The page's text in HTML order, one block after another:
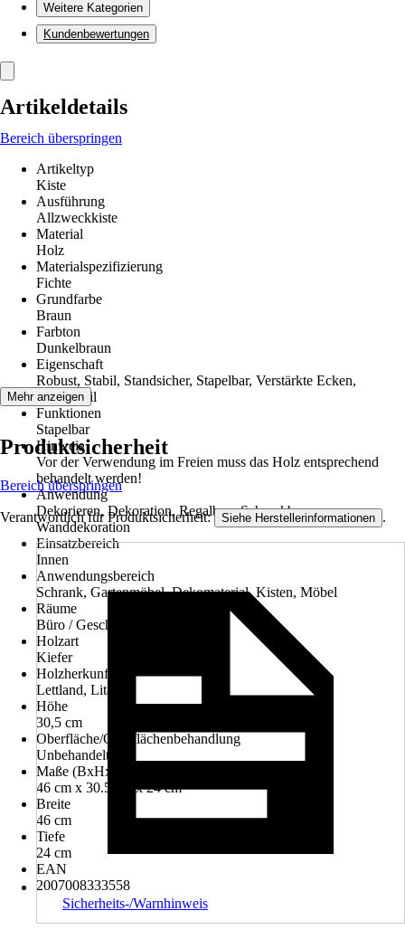
Weitere Kategorien
Kundenbewertungen
Artikeldetails
Bereich überspringen
Artikeltyp
Kiste
Ausführung
Allzweckkiste
Material
Holz
Materialspezifizierung
Fichte
Grundfarbe
Braun
Farbton
Dunkelbraun
Eigenschaft
Robust, Stabil, Standsicher, Stapelbar, Verstärkte Ecken,
Formstabil
Funktionen
Stapelbar
Hinweis
Vor der Verwendung im Freien muss das Holz entsprechend
behandelt werden!
Anwendung
Dekorieren, Dekoration, Regalbau, Schrankbau,
Wanddekoration
Einsatzbereich
Innen
Anwendungsbereich
Schrank, Gartenmöbel, Dekomaterial, Kisten, Möbel
Räume
Büro / Geschäftsraum
Holzart
Kiefer
Holzherkunft
Lettland, Litauen
Höhe
30,5 cm
Oberfläche/Oberflächenbehandlung
Unbehandelt
Maße (BxHxT)
46 cm x 30.5 cm x 24 cm
Breite
46 cm
Tiefe
24 cm
EAN
2007008333558
Mehr anzeigen
Produktsicherheit
Bereich überspringen
Verantwortlich für Produktsicherheit: Siehe Herstellerinformationen .
Sicherheits-/Warnhinweis